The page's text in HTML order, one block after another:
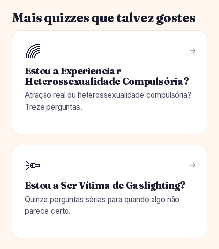
Mais quizzes que talvez gostes
🌈
Estou a Experienciar
Heterossexualidade Compulsória?
Atração real ou heterossexualidade compulsória?
Treze perguntas.
🔦
Estou a Ser Vítima de Gaslighting?
Quinze perguntas sérias para quando algo não
parece certo.